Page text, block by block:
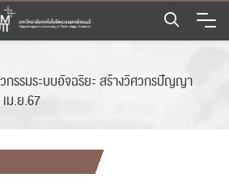
กรรมระบบอัจฉริยะ สร้างวิศวกรปัญญา
ม.ย.67